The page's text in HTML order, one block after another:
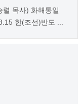
렬 목사) 화해통일
한(조선)반도 ...